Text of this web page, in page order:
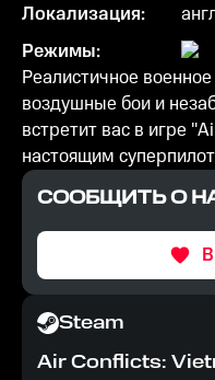
Локализация:
Режимы:
Реалистичное
воздушные бои и
встретит вас в игре
настоящим
СООБЩИТЬ О
Steam
Air Conflicts: